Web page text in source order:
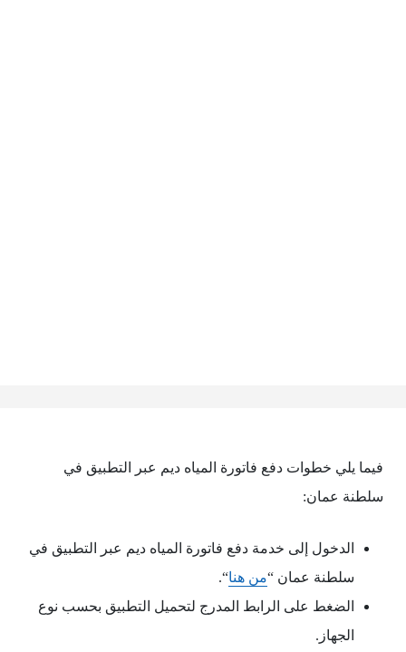
فيما يلي خطوات دفع فاتورة المياه ديم عبر التطبيق في
سلطنة عمان:
الدخول إلى خدمة دفع فاتورة المياه ديم عبر التطبيق في
سلطنة عمان “من هنا“.
الضغط على الرابط المدرج لتحميل التطبيق بحسب نوع
الجهاز.